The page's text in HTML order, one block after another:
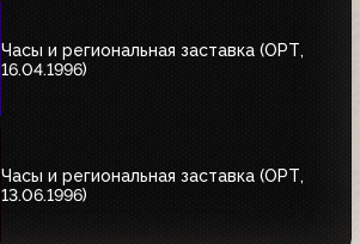
Часы и региональная заставка (ОРТ,
16.04.1996)
Часы и региональная заставка (ОРТ,
13.06.1996)